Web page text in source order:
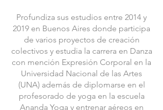
Profundiza sus estudios entre 2014 y
2019 en Buenos Aires donde participa
de varios proyectos de creación
colectivos y estudia la carrera en Danza
con mención Expresión Corporal en la
Universidad Nacional de las Artes
(UNA) además de diplomarse en el
profesorado de yoga en la escuela
Ananda Yoga y entrenar aéreos en